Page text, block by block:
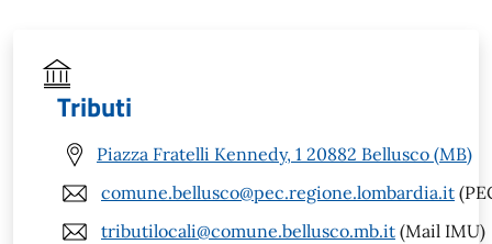
Tributi
Piazza Fratelli Kennedy, 1 20882 Bellusco (MB)
comune.bellusco@pec.regione.lombardia.it
tributilocali@comune.bellusco.mb.it (Mail IMU)